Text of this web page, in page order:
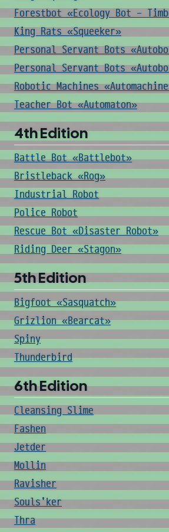
Forestbot «Ecology Bot -
King Rats «Squeeker»
Personal Servant Bots
Personal Servant Bots
Robotic Machines
Teacher Bot «Automaton»
4th Edition
Battle Bot «Battlebot»
Bristleback «Rog»
Industrial Robot
Police Robot
Rescue Bot «Disaster Robot»
Riding Deer «Stagon»
5th Edition
Bigfoot «Sasquatch»
Grizlion «Bearcat»
Spiny
Thunderbird
6th Edition
Cleansing Slime
Fashen
Jetder
Mollin
Ravisher
Souls'ker
Thra